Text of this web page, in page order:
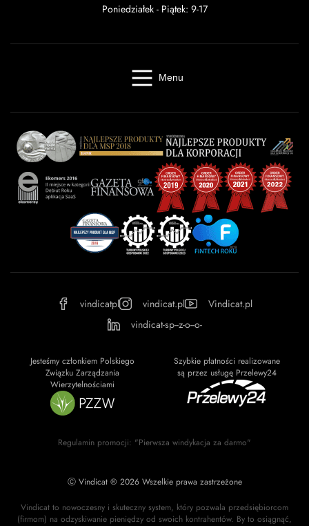
Poniedziałek - Piątek: 9-17
Menu
Baza wiedzyKontaktKalkulator odsetekMiastaPartnerzyFAQRegulaminOWU
vindicatpl vindicat.pl
Vindicat.pl
vindicat-sp--z-o--o-
Jesteśmy członkiem Polskiego
Związku Zarządzania
Wierzytelnościami
Szybkie płatności realizowane
są przez usługę Przelewy24
Regulamin promocji: "Pierwsza windykacja za darmo"
Ⓒ Vindicat ® 2026 Wszelkie prawa zastrzeżone
Vindicat to nowoczesny i skuteczny system, który pozwala przedsiębiorcom
(firmom) na odzyskiwanie pieniędzy od swoich kontrahentów. By to osiągnąć,